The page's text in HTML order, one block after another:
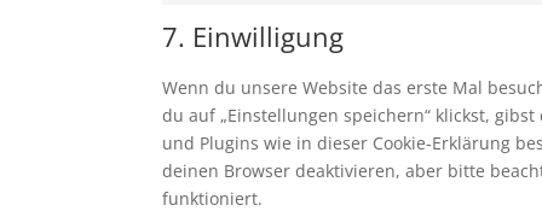
7. Einwilligung
Wenn du unsere Website das erste Mal
du auf „Einstellungen speichern“ klickst,
und Plugins wie in dieser Cookie-Erklärung
deinen Browser deaktivieren, aber bitte
funktioniert.